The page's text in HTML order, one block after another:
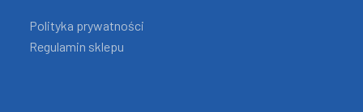
Polityka prywatności
Regulamin sklepu